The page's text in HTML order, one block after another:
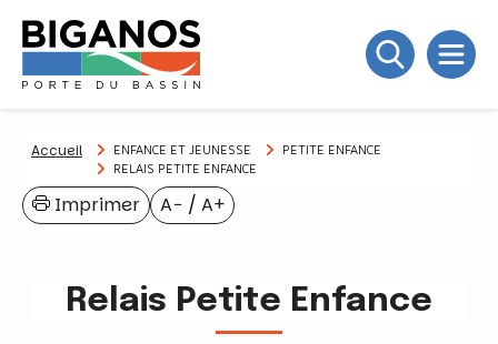
Accueil ENFANCE ET JEUNESSE
PETITE ENFANCE
RELAIS PETITE ENFANCE
A− / A+
Imprimer
Relais Petite Enfance